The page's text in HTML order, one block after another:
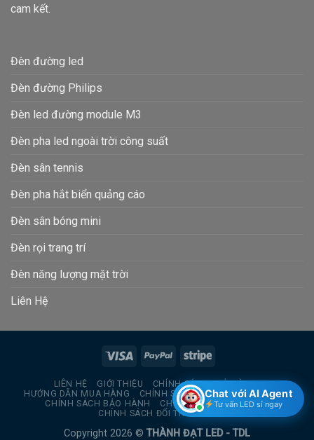
cam kết.
Đèn đường led
Đèn đường Philips
Đèn led đường module M3
Đèn pha led ngoài trời công suất
Đèn sân tennis
Đèn pha hắt biển quảng cáo
Đèn sân bóng mini
Đèn rọi trang trí
Đèn năng lượng mặt trời
Liên Hệ
LIÊN HỆ GIỚI THIỆU
CHÍNH SÁCH TRẢ HÀNG
HƯỚNG DẪN MUA HÀNG
CHÍNH SÁCH BẢO MẬT THÔNG TIN
CHÍNH SÁCH BẢO HÀNH
CHÍNH SÁCH GIAO HÀNG
CHÍNH SÁCH ĐỔI TRẢ HÀNG
Copyright 2026 ©THÀNH ĐẠT LED - TDL
Chat với AI Agent
Tư vấn LED sỉ ngay